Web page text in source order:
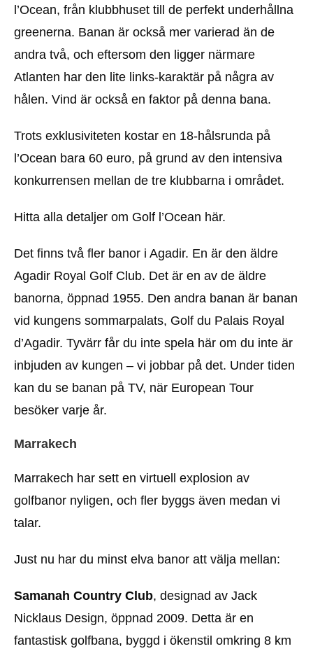
l’Ocean, från klubbhuset till de perfekt underhållna
greenerna. Banan är också mer varierad än de
andra två, och eftersom den ligger närmare
Atlanten har den lite links-karaktär på några av
hålen. Vind är också en faktor på denna bana.
Trots exklusiviteten kostar en 18-hålsrunda på
l’Ocean bara 60 euro, på grund av den intensiva
konkurrensen mellan de tre klubbarna i området.
Hitta alla detaljer om Golf l’Ocean här.
Det finns två fler banor i Agadir. En är den äldre
Agadir Royal Golf Club. Det är en av de äldre
banorna, öppnad 1955. Den andra banan är banan
vid kungens sommarpalats, Golf du Palais Royal
d’Agadir. Tyvärr får du inte spela här om du inte är
inbjuden av kungen – vi jobbar på det. Under tiden
kan du se banan på TV, när European Tour
besöker varje år.
Marrakech
Marrakech har sett en virtuell explosion av
golfbanor nyligen, och fler byggs även medan vi
talar.
Just nu har du minst elva banor att välja mellan:
Samanah Country Club, designad av Jack
Nicklaus Design, öppnad 2009. Detta är en
fantastisk golfbana, byggd i ökenstil omkring 8 km